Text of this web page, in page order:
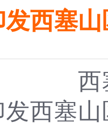
发西塞
西
发西塞